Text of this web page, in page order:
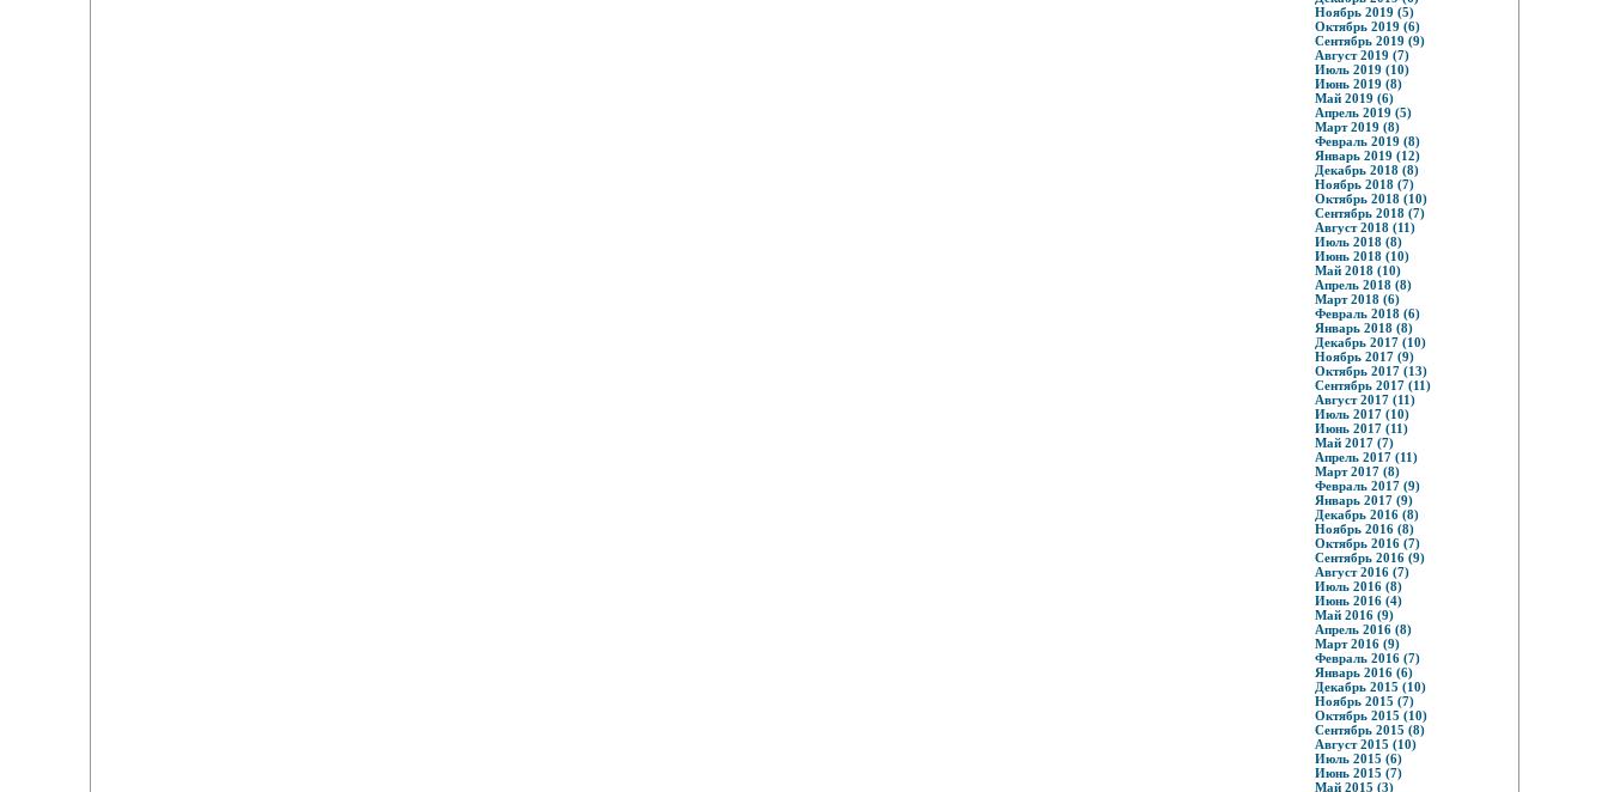
Ноябрь 2019 (5)
Октябрь 2019 (6)
Сентябрь 2019 (9)
Август 2019 (7)
Июль 2019 (10)
Июнь 2019 (8)
Май 2019 (6)
Апрель 2019 (5)
Март 2019 (8)
Февраль 2019 (8)
Январь 2019 (12)
Декабрь 2018 (8)
Ноябрь 2018 (7)
Октябрь 2018 (10)
Сентябрь 2018 (7)
Август 2018 (11)
Июль 2018 (8)
Июнь 2018 (10)
Май 2018 (10)
Апрель 2018 (8)
Март 2018 (6)
Февраль 2018 (6)
Январь 2018 (8)
Декабрь 2017 (10)
Ноябрь 2017 (9)
Октябрь 2017 (13)
Сентябрь 2017 (11)
Август 2017 (11)
Июль 2017 (10)
Июнь 2017 (11)
Май 2017 (7)
Апрель 2017 (11)
Март 2017 (8)
Февраль 2017 (9)
Январь 2017 (9)
Декабрь 2016 (8)
Ноябрь 2016 (8)
Октябрь 2016 (7)
Сентябрь 2016 (9)
Август 2016 (7)
Июль 2016 (8)
Июнь 2016 (4)
Май 2016 (9)
Апрель 2016 (8)
Март 2016 (9)
Февраль 2016 (7)
Январь 2016 (6)
Декабрь 2015 (10)
Ноябрь 2015 (7)
Октябрь 2015 (10)
Сентябрь 2015 (8)
Август 2015 (10)
Июль 2015 (6)
Июнь 2015 (7)
Май 2015 (3)